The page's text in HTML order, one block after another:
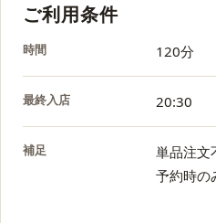
ご利用条件
時間 120分
最終入店 20:30
補足
単品注文
予約時の